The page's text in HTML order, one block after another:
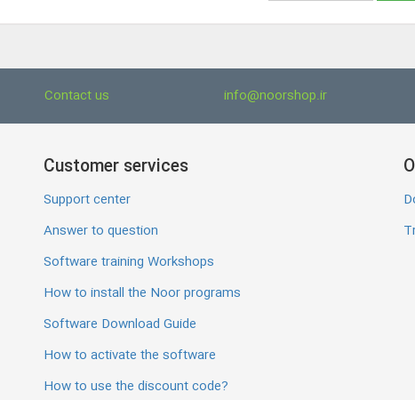
Contact us info@noorshop.ir
Customer services
Support center
Answer to question
Software training Workshops
How to install the Noor programs
Software Download Guide
How to activate the software
How to use the discount code?